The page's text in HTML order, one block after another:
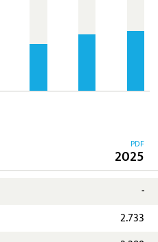
PDF
2025
-
2.733